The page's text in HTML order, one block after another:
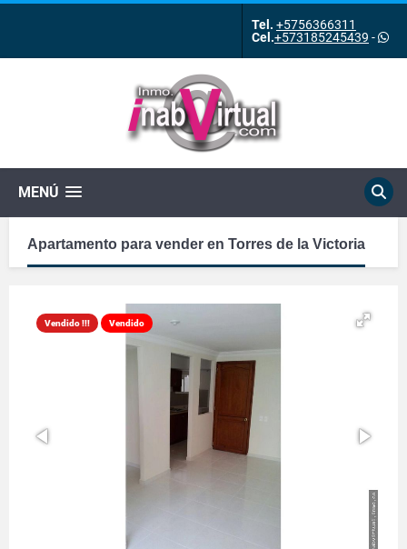
Tel. +5756366311
Cel.+573185245439 -
MENÚ
Apartamento para vender en Torres de la Victoria
Vendido !!! Vendido